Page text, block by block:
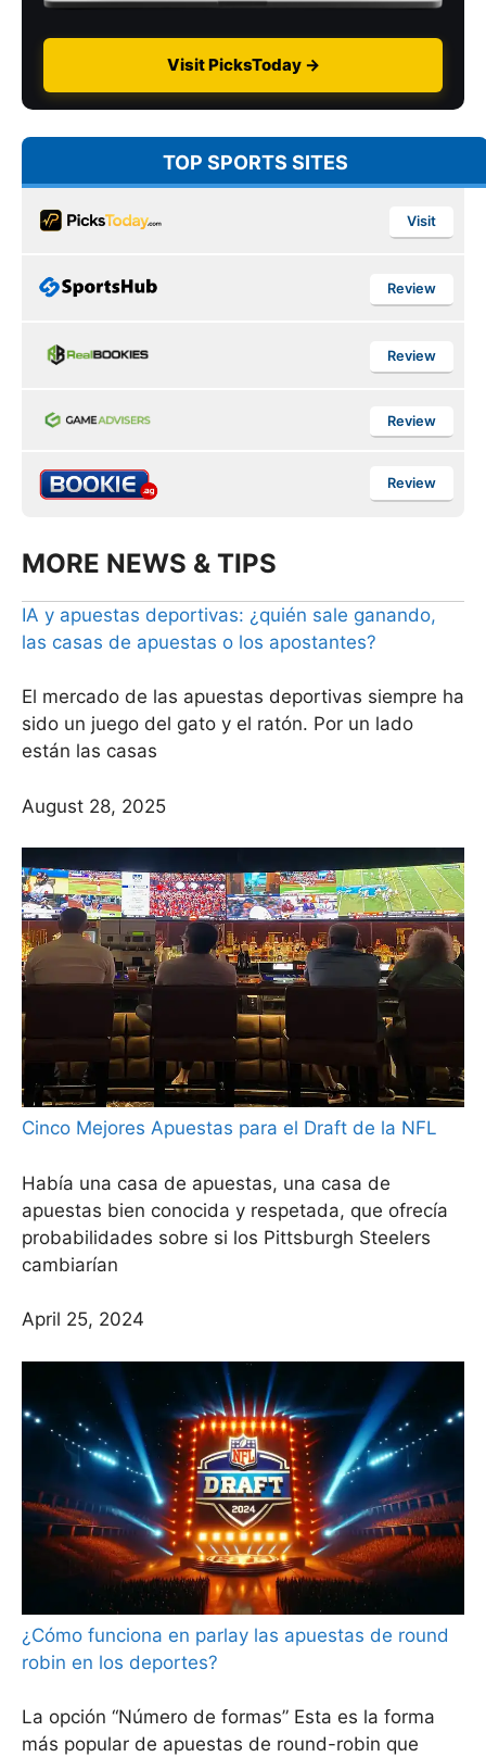
Visit PicksToday →
TOP SPORTS SITES
Visit
Review
Review
Review
Review
MORE NEWS & TIPS
IA y apuestas deportivas: ¿quién sale ganando,
las casas de apuestas o los apostantes?
El mercado de las apuestas deportivas siempre ha
sido un juego del gato y el ratón. Por un lado
están las casas
August 28, 2025
Cinco Mejores Apuestas para el Draft de la NFL
Había una casa de apuestas, una casa de
apuestas bien conocida y respetada, que ofrecía
probabilidades sobre si los Pittsburgh Steelers
cambiarían
April 25, 2024
¿Cómo funciona en parlay las apuestas de round
robin en los deportes?
La opción “Número de formas” Esta es la forma
más popular de apuestas de round-robin que